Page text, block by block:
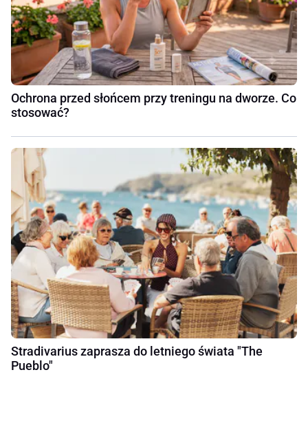
Ochrona przed słońcem przy treningu na dworze. Co
stosować?
Stradivarius zaprasza do letniego świata "The
Pueblo"